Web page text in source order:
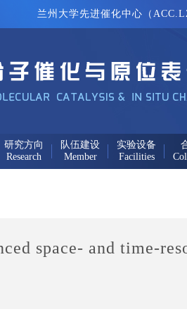
兰州大学先进催化中心（
研究方向
Research
队伍建设
Member
实验设备
Facilities
space- and time-